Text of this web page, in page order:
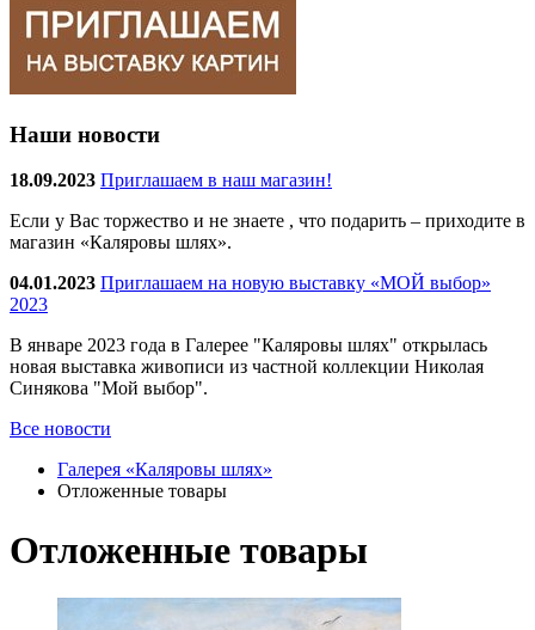
Наши новости
18.09.2023 Приглашаем в наш магазин!
Если у Вас торжество и не знаете , что подарить – приходите в
магазин «Каляровы шлях».
04.01.2023 Приглашаем на новую выставку «МОЙ выбор»
2023
В январе 2023 года в Галерее "Каляровы шлях" открылась
новая выставка живописи из частной коллекции Николая
Синякова "Мой выбор".
Все новости
Галерея «Каляровы шлях»
Отложенные товары
Отложенные товары